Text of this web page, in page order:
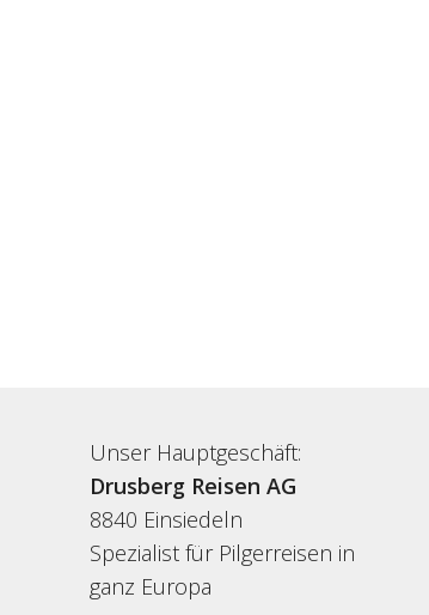
Unser Hauptgeschäft:
Drusberg Reisen AG
8840 Einsiedeln
Spezialist für Pilgerreisen in
ganz Europa